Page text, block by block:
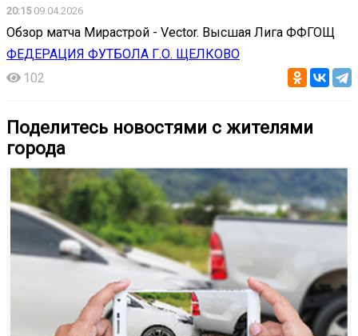
20:1509.04.2026
Обзор матча Мирастрой - Vector. Высшая Лига ФФГОЩ
ФЕДЕРАЦИЯ ФУТБОЛА Г.О. ЩЕЛКОВО
102
Поделитесь новостями с жителями
города